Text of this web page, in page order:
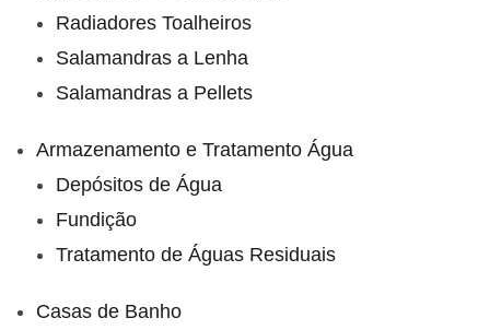
Radiadores Toalheiros
Salamandras a Lenha
Salamandras a Pellets
Armazenamento e Tratamento Água
Depósitos de Água
Fundição
Tratamento de Águas Residuais
Casas de Banho